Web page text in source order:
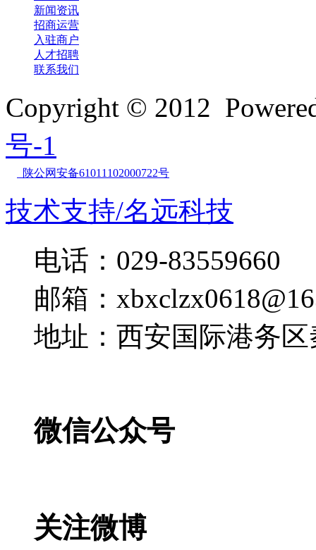
新闻资讯
招商运营
入驻商户
人才招聘
联系我们
Copyright © 2012
号-1
陕公网安备61011102000722号
技术支持/名远科技
电话：029-83559660
邮箱：
地址：西安国际港务
微信公众号
关注微博